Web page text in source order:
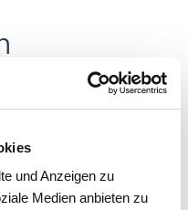
und Anzeigen zu
Medien anbieten zu
Erstellung und